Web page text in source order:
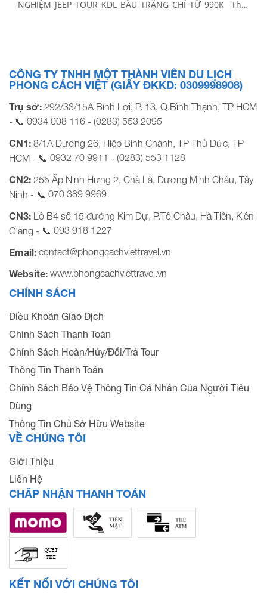
NGHIỆM JEEP TOUR KDL BÀU TRẮNG CHỈ TỪ 990K Thời
CÔNG TY TNHH MỘT THÀNH VIÊN DU LỊCH
PHONG CÁCH VIỆT (GIẤY ĐKKD: 0309998908)
Trụ sở: 292/33/15A Bình Lợi, P. 13, Q.Bình Thạnh, TP HCM
- 📞 0934 008 116 - (0283) 553 2095
CN1: 8/1A Đường 26, Hiệp Bình Chánh, TP Thủ Đức, TP
HCM - 📞 0932 70 9911 - (0283) 553 1128
CN2: 255 Ấp Ninh Hưng 2, Chà Là, Dương Minh Châu, Tây
Ninh - 📞 070 389 9969
CN3: Lô B4 số 15 đường Kim Dự, P.Tô Châu, Hà Tiên, Kiên
Giang - 📞 093 918 1227
Email: contact@phongcachviettravel.vn
Website: www.phongcachviettravel.vn
CHÍNH SÁCH
Điều Khoản Giao Dịch
Chính Sách Thanh Toán
Chính Sách Hoàn/Hủy/Đổi/Trả Tour
Thông Tin Thanh Toán
Chính Sách Bảo Vệ Thông Tin Cá Nhân Của Người Tiêu
Dùng
Thông Tin Chủ Sở Hữu Website
VỀ CHÚNG TÔI
Giới Thiệu
Liên Hệ
CHẤP NHẬN THANH TOÁN
KẾT NỐI VỚI CHÚNG TÔI